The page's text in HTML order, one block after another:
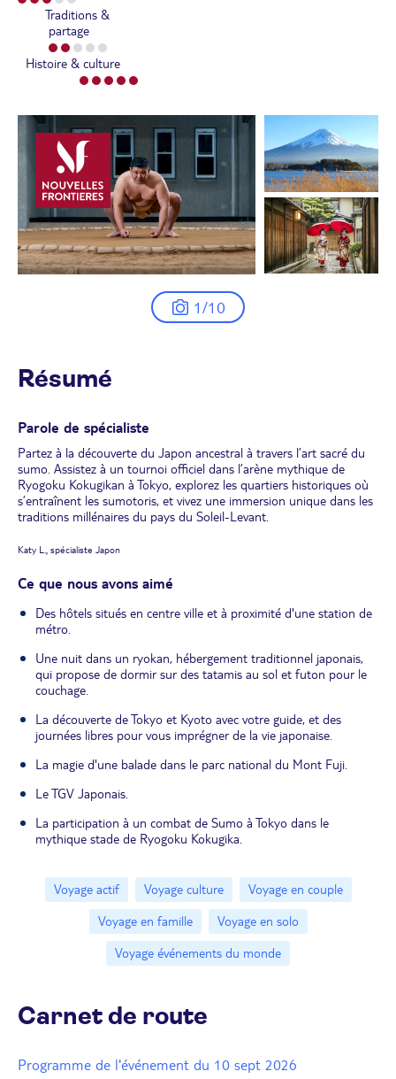
Traditions &
partage
Histoire & culture
1/10
Résumé
Parole de spécialiste
Partez à la découverte du Japon ancestral à travers l’art sacré du
sumo. Assistez à un tournoi officiel dans l’arène mythique de
Ryogoku Kokugikan à Tokyo, explorez les quartiers historiques où
s’entraînent les sumotoris, et vivez une immersion unique dans les
traditions millénaires du pays du Soleil-Levant.
Katy L., spécialiste Japon
Ce que nous avons aimé
Des hôtels situés en centre ville et à proximité d'une station de
métro.
Une nuit dans un ryokan, hébergement traditionnel japonais,
qui propose de dormir sur des tatamis au sol et futon pour le
couchage.
La découverte de Tokyo et Kyoto avec votre guide, et des
journées libres pour vous imprégner de la vie japonaise.
La magie d'une balade dans le parc national du Mont Fuji.
Le TGV Japonais.
La participation à un combat de Sumo à Tokyo dans le
mythique stade de Ryogoku Kokugika.
Voyage actif Voyage culture
Voyage en couple
Voyage en famille
Voyage en solo
Voyage événements du monde
Carnet de route
Programme de l'événement du 10 sept 2026